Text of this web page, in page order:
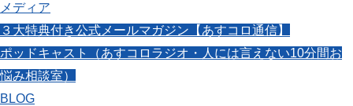
メディア
３大特典付き公式メールマガジン【あすコロ通信】
ポッドキャスト（あすコロラジオ・人には言えない10分間お
悩み相談室）
BLOG